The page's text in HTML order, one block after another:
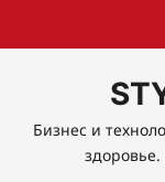
Бизнес и